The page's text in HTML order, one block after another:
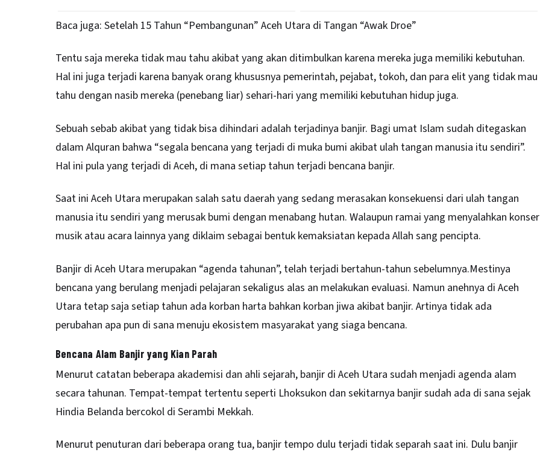
Baca juga: Setelah 15 Tahun “Pembangunan” Aceh Utara di Tangan “Awak Droe”
Tentu saja mereka tidak mau tahu akibat yang akan ditimbulkan karena mereka juga memiliki kebutuhan.
Hal ini juga terjadi karena banyak orang khususnya pemerintah, pejabat, tokoh, dan para elit yang tidak mau
tahu dengan nasib mereka (penebang liar) sehari-hari yang memiliki kebutuhan hidup juga.
Sebuah sebab akibat yang tidak bisa dihindari adalah terjadinya banjir. Bagi umat Islam sudah ditegaskan
dalam Alquran bahwa “segala bencana yang terjadi di muka bumi akibat ulah tangan manusia itu sendiri”.
Hal ini pula yang terjadi di Aceh, di mana setiap tahun terjadi bencana banjir.
Saat ini Aceh Utara merupakan salah satu daerah yang sedang merasakan konsekuensi dari ulah tangan
manusia itu sendiri yang merusak bumi dengan menabang hutan. Walaupun ramai yang menyalahkan konser
musik atau acara lainnya yang diklaim sebagai bentuk kemaksiatan kepada Allah sang pencipta.
Banjir di Aceh Utara merupakan “agenda tahunan”, telah terjadi bertahun-tahun sebelumnya.Mestinya
bencana yang berulang menjadi pelajaran sekaligus alas an melakukan evaluasi. Namun anehnya di Aceh
Utara tetap saja setiap tahun ada korban harta bahkan korban jiwa akibat banjir. Artinya tidak ada
perubahan apa pun di sana menuju ekosistem masyarakat yang siaga bencana.
Bencana Alam Banjir yang Kian Parah
Menurut catatan beberapa akademisi dan ahli sejarah, banjir di Aceh Utara sudah menjadi agenda alam
secara tahunan. Tempat-tempat tertentu seperti Lhoksukon dan sekitarnya banjir sudah ada di sana sejak
Hindia Belanda bercokol di Serambi Mekkah.
Menurut penuturan dari beberapa orang tua, banjir tempo dulu terjadi tidak separah saat ini. Dulu banjir